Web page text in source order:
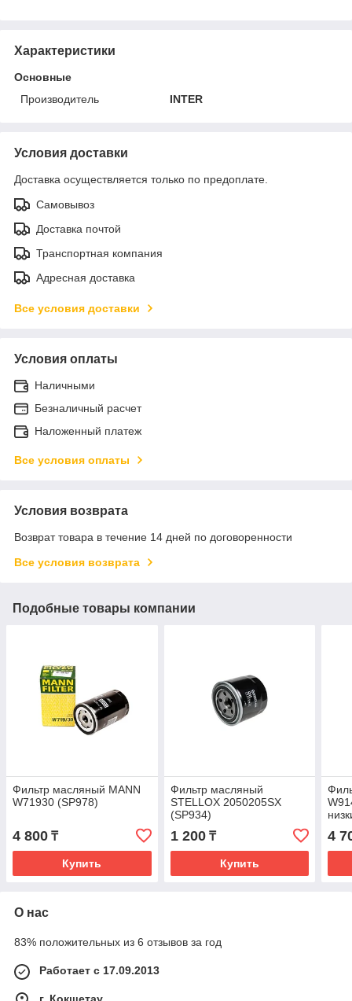
Характеристики
Основные
Производитель
INTER
Условия доставки
Доставка осуществляется только по предоплате.
Самовывоз
Доставка почтой
Транспортная компания
Адресная доставка
Все условия доставки
Условия оплаты
Наличными
Безналичный расчет
Наложенный платеж
Все условия оплаты
Условия возврата
Возврат товара в течение 14 дней по договоренности
Все условия возврата
Подобные товары компании
Фильтр масляный MANN
W71930 (SP978)
4 800 ₸
Купить
Фильтр масляный
STELLOX 2050205SX
(SP934)
1 200₸
Купить
4
О нас
83% положительных из 6 отзывов за год
Работает с 17.09.2013